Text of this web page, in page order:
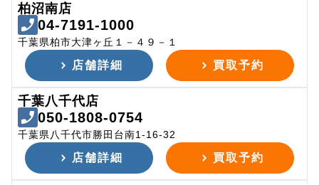
柏沼南店
04-7191-1000
千葉県柏市大津ヶ丘１－４９－１
店舗詳細 買取予約
千葉八千代店
050-1808-0754
千葉県八千代市勝田台南1-16-32
店舗詳細 買取予約